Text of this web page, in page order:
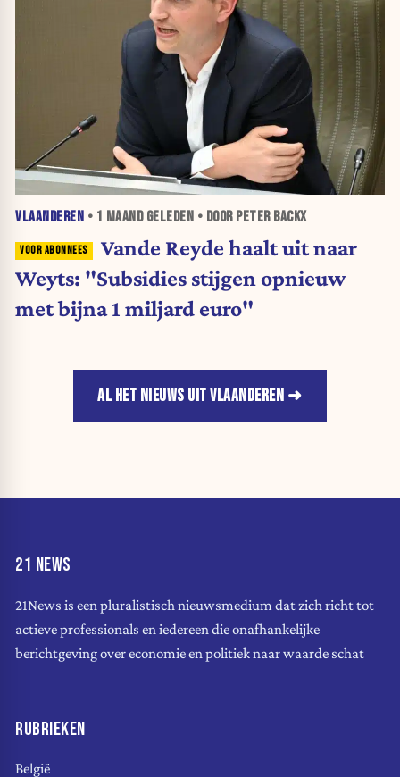
VLAANDEREN • 1 MAANDGELEDEN • DOOR PETER BACKX
Vande Reyde haalt uit naar
Weyts: "Subsidies stijgen opnieuw
met bijna 1 miljard euro"
AL HET NIEUWS UIT VLAANDEREN
21 NEWS
21News is een pluralistisch nieuwsmedium dat zich richt tot
actieve professionals en iedereen die onafhankelijke
berichtgeving over economie en politiek naar waarde schat
RUBRIEKEN
België